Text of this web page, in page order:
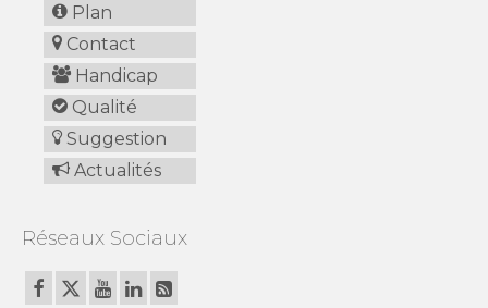
Plan
Contact
Handicap
Qualité
Suggestion
Actualités
Réseaux Sociaux